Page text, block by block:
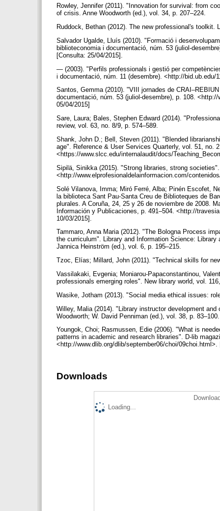
Rowley, Jennifer (2011). "Innovation for survival: from
of crisis. Anne Woodworth (ed.), vol. 34, p. 207–224.
Ruddock, Bethan (2012). The new professional's toolkit.
Salvador Ugalde, Lluís (2010). "Formació i
biblioteconomia i documentació, núm. 53 (juliol-
[Consulta: 25/04/2015].
— (2003). "Perfils professionals i gestió per
i documentació, núm. 11 (desembre). <http://
Santos, Gemma (2010). "VIII jornades de
documentació, núm. 53 (juliol-desembre), p. 108.
05/04/2015]
Sare, Laura; Bales, Stephen Edward (2014).
review, vol. 63, no. 8/9, p. 574–589.
Shank, John D.; Bell, Steven (2011). "Blended
age". Reference & User Services Quarterly, vol. 51, no.
<https://www.slcc.edu/internalaudit/docs/
Sipilä, Sinikka (2015). "Strong libraries, strong
<http://www.elprofesionaldelainformacion.com/
Solé Vilanova, Imma; Miró Ferré, Alba; Pinén Escofet,
la biblioteca Sant Pau-Santa Creu de Biblioteques de
plurales. A Coruña, 24, 25 y 26 de noviembre de 2008.
Información y Publicaciones, p. 491–504. <http://
10/03/2015].
Tammaro, Anna Maria (2012). "The Bologna Process
the curriculum". Library and Information Science:
Jannica Heinström (ed.), vol. 6, p. 195–215.
Tzoc, Elías; Millard, John (2011). "Technical skills for
Vassilakaki, Evgenia; Moniarou-Papaconstantinou,
professionals emerging roles". New library world, vol.
Wasike, Jotham (2013). "Social media ethical issues:
Willey, Malia (2014). "Library instructor development
Woodworth; W. David Penniman (ed.), vol. 38, p.
Youngok, Choi; Rasmussen, Edie (2006). "What is
patterns in academic and research libraries". D-lib
<http://www.dlib.org/dlib/september06/choi/
Downloads
Loading...